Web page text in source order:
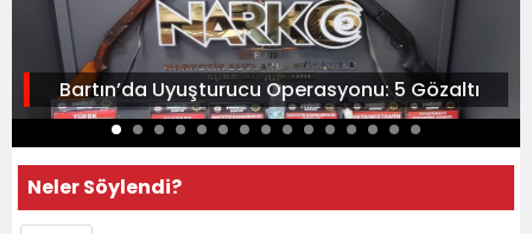
Bartın’da Uyuşturucu Operasyonu: 5 Gözaltı
Neler Söylendi?